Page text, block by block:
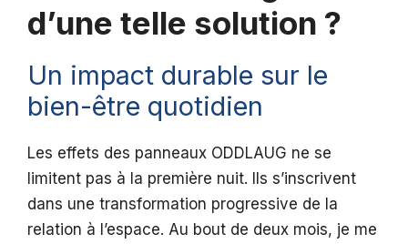
d’une telle solution ?
Un impact durable sur le
bien-être quotidien
Les effets des panneaux ODDLAUG ne se
limitent pas à la première nuit. Ils s’inscrivent
dans une transformation progressive de la
relation à l’espace. Au bout de deux mois, je me